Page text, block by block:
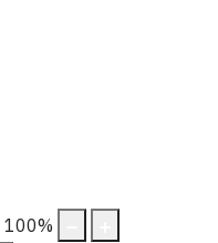
100%